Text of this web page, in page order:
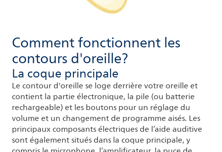
Comment fonctionnent les
contours d'oreille?
La coque principale
Le contour d'oreille se loge derrière votre oreille et
contient la partie électronique, la pile (ou batterie
rechargeable) et les boutons pour un réglage du
volume et un changement de programme aisés. Les
principaux composants électriques de l’aide auditive
sont également situés dans la coque principale, y